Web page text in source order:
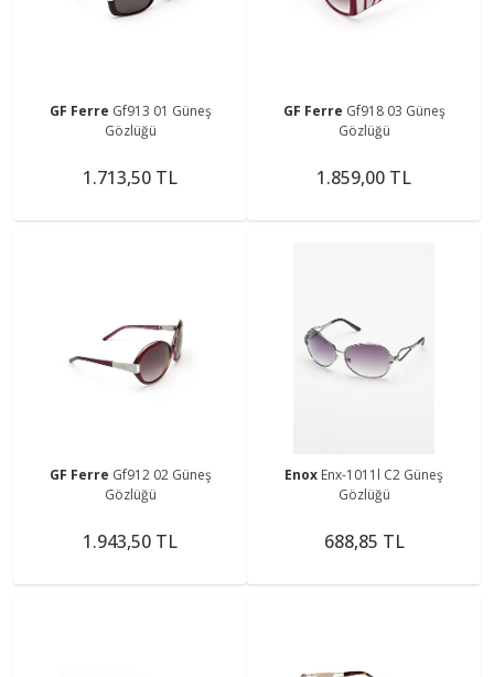
GF Ferre Gf913 01 Güneş
Gözlüğü
1.713,50 TL
GF Ferre Gf918 03 Güneş
Gözlüğü
1.859,00 TL
GF Ferre Gf912 02 Güneş
Gözlüğü
1.943,50 TL
Enox Enx-1011l C2 Güneş
Gözlüğü
688,85 TL